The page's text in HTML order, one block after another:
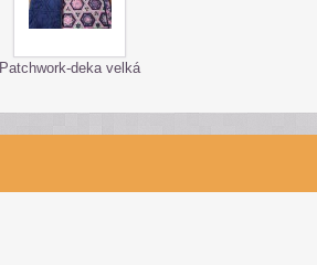
Patchwork-deka velká